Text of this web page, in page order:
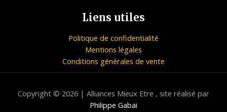
Liens utiles
Politique de confidentialité
Mentions légales
Conditions générales de vente
Copyright © 2026 | Alliances Mieux Etre , site réalisé par
Philippe Gabai